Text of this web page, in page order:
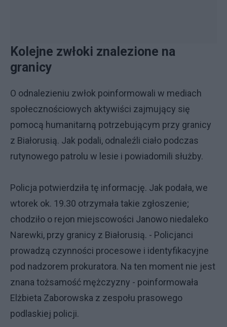
Kolejne zwłoki znalezione na
granicy
O odnalezieniu zwłok poinformowali w mediach
społecznościowych aktywiści zajmujący się
pomocą humanitarną potrzebującym przy granicy
z Białorusią. Jak podali, odnaleźli ciało podczas
rutynowego patrolu w lesie i powiadomili służby.
Policja potwierdziła tę informację. Jak podała, we
wtorek ok. 19.30 otrzymała takie zgłoszenie;
chodziło o rejon miejscowości Janowo niedaleko
Narewki, przy granicy z Białorusią. - Policjanci
prowadzą czynności procesowe i identyfikacyjne
pod nadzorem prokuratora. Na ten moment nie jest
znana tożsamość mężczyzny - poinformowała
Elżbieta Zaborowska z zespołu prasowego
podlaskiej policji.